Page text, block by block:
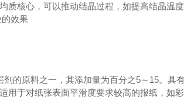
质核心，可以推动结晶过程，如提高结晶温
效果
的原料之一，其添加量为百分之5～15。具
用于对纸张表面平滑度要求较高的报纸，如